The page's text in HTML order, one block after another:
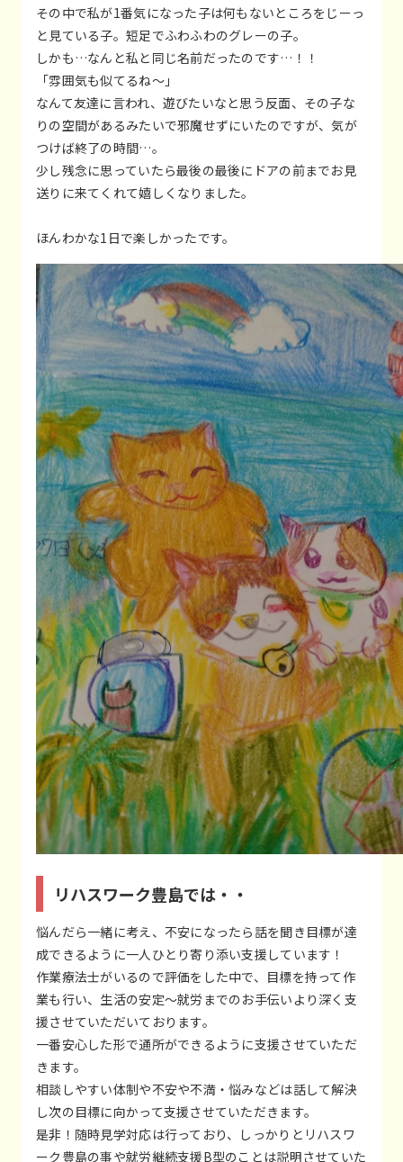
その中で私が1番気になった子は何もないところをじーっ
と見ている子。短足でふわふわのグレーの子。
しかも…なんと私と同じ名前だったのです…！！
「雰囲気も似てるね〜」
なんて友達に言われ、遊びたいなと思う反面、その子な
りの空間があるみたいで邪魔せずにいたのですが、気が
つけば終了の時間…。
少し残念に思っていたら最後の最後にドアの前までお見
送りに来てくれて嬉しくなりました。
ほんわかな1日で楽しかったです。
リハスワーク豊島では・・
悩んだら一緒に考え、不安になったら話を聞き目標が達
成できるように一人ひとり寄り添い支援しています！
作業療法士がいるので評価をした中で、目標を持って作
業も行い、生活の安定～就労までのお手伝いより深く支
援させていただいております。
一番安心した形で通所ができるように支援させていただ
きます。
相談しやすい体制や不安や不満・悩みなどは話して解決
し次の目標に向かって支援させていただきます。
是非！随時見学対応は行っており、しっかりとリハスワ
ーク豊島の事や就労継続支援B型のことは説明させていた